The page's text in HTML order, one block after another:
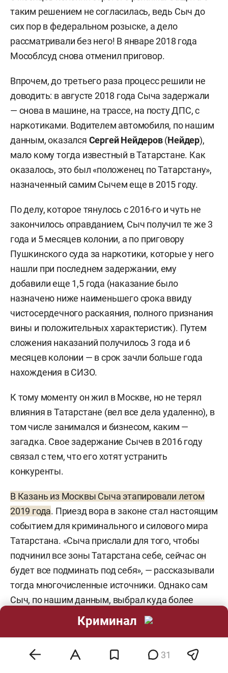
таким решением не согласилась, ведь Сыч до
сих пор в федеральном розыске, а дело
рассматривали без него! В январе 2018 года
Мособлсуд снова отменил приговор.
Впрочем, до третьего раза процесс решили не
доводить: в августе 2018 года Сыча задержали
— снова в машине, на трассе, на посту ДПС, с
наркотиками. Водителем автомобиля, по нашим
данным, оказался Сергей Нейдеров(Нейдер),
мало кому тогда известный в Татарстане. Как
оказалось, это был «положенец по Татарстану»,
назначенный самим Сычем еще в 2015 году.
По делу, которое тянулось с 2016-го и чуть не
закончилось оправданием, Сыч получил те же 3
года и 5 месяцев колонии, а по приговору
Пушкинского суда за наркотики, которые у него
нашли при последнем задержании, ему
добавили еще 1,5 года (наказание было
назначено ниже наименьшего срока ввиду
чистосердечного раскаяния, полного признания
вины и положительных характеристик). Путем
сложения наказаний получилось 3 года и 6
месяцев колонии — в срок зачли больше года
нахождения в СИЗО.
К тому моменту он жил в Москве, но не терял
влияния в Татарстане (вел все дела удаленно), в
том числе занимался и бизнесом, каким —
загадка. Свое задержание Сычев в 2016 году
связал с тем, что его хотят устранить
конкуренты.
В Казань из Москвы Сыча этапировали летом
2019 года. Приезд вора в законе стал настоящим
событием для криминального и силового мира
Татарстана. «Сыча прислали для того, чтобы
подчинил все зоны Татарстана себе, сейчас он
будет все подминать под себя», — рассказывали
тогда многочисленные источники. Однако сам
Сыч, по нашим данным, выбрал куда более
тонкую позицию. Он не вступал в
сотрудничество с администрацией колонии
31
Криминал